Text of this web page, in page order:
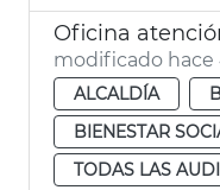
modificado hace
ALCALDÍA
BIENESTAR
TODAS LAS